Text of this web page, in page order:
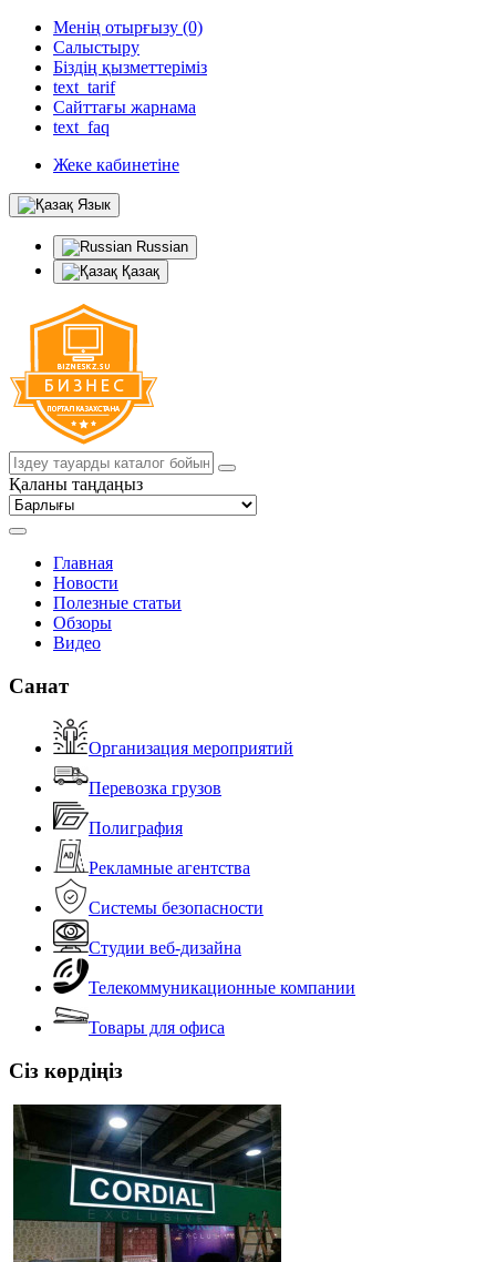
Менің отырғызу (0)
Салыстыру
Біздің қызметтеріміз
text_tarif
Сайттағы жарнама
text_faq
Жеке кабинетіне
Язык
Russian
Қазақ
Қаланы таңдаңыз
Главная
Новости
Полезные статьи
Обзоры
Видео
Санат
Организация мероприятий
Перевозка грузов
Полиграфия
Рекламные агентства
Системы безопасности
Студии веб-дизайна
Телекоммуникационные компании
Товары для офиса
Сіз көрдіңіз